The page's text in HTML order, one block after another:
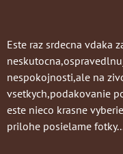
Este raz srdecna vdaka
nespokojnosti,ale na
vsetkych,podakovanie
este nieco krasne
prilohe posielame